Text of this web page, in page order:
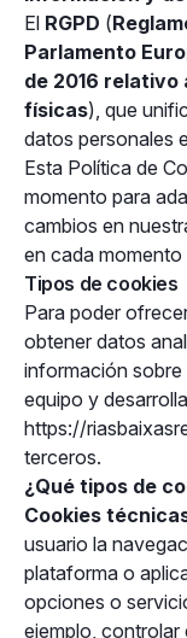
El RGPD (
Parlamento
de 2016 relativo
físicas), que
datos personales
Esta Política de
momento para
cambios en
en cada
Tipos de cookies
Para poder
obtener datos
información
equipo y
https://
terceros.
¿Qué tipos de
Cookies
usuario la
plataforma o
opciones o
ejemplo,